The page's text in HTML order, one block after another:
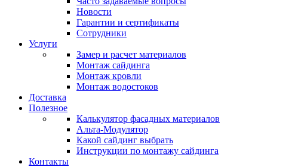
Новости
Гарантии и сертификаты
Сотрудники
Услуги
Замер и расчет материалов
Монтаж сайдинга
Монтаж кровли
Монтаж водостоков
Доставка
Полезное
Калькулятор фасадных материалов
Альта-Модулятор
Какой сайдинг выбрать
Инструкции по монтажу сайдинга
Контакты